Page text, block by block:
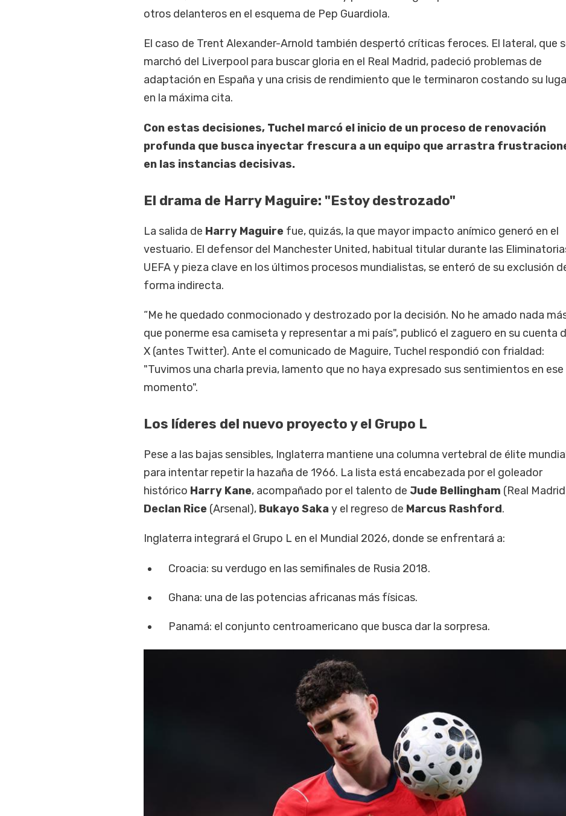
otros delanteros en el esquema de Pep Guardiola.
El caso de Trent Alexander-Arnold también despertó críticas feroces. El lateral, que
marchó del Liverpool para buscar gloria en el Real Madrid, padeció problemas de
adaptación en España y una crisis de rendimiento que le terminaron costando su
en la máxima cita.
Con estas decisiones, Tuchel marcó el inicio de un proceso de renovación
profunda que busca inyectar frescura a un equipo que arrastra
en las instancias decisivas.
El drama de Harry Maguire: "Estoy destrozado"
La salida de Harry Maguire fue, quizás, la que mayor impacto anímico generó en el
vestuario. El defensor del Manchester United, habitual titular durante las
UEFA y pieza clave en los últimos procesos mundialistas, se enteró de su exclusión
forma indirecta.
“Me he quedado conmocionado y destrozado por la decisión. No he amado nada
que ponerme esa camiseta y representar a mi país", publicó el zaguero en su cuenta
X (antes Twitter). Ante el comunicado de Maguire, Tuchel respondió con frialdad:
"Tuvimos una charla previa, lamento que no haya expresado sus sentimientos en ese
momento".
Los líderes del nuevo proyecto y el Grupo L
Pese a las bajas sensibles, Inglaterra mantiene una columna vertebral de élite
para intentar repetir la hazaña de 1966. La lista está encabezada por el goleador
histórico Harry Kane, acompañado por el talento de Jude Bellingham (Real
Declan Rice (Arsenal), Bukayo Sakay el regreso de Marcus Rashford.
Inglaterra integrará el Grupo L en el Mundial 2026, donde se enfrentará a:
Croacia: su verdugo en las semifinales de Rusia 2018.
Ghana: una de las potencias africanas más físicas.
Panamá: el conjunto centroamericano que busca dar la sorpresa.